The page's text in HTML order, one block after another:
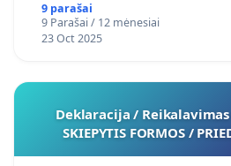
9 parašai
9 Parašai / 12 mėnesiai
23 Oct 2025
Deklaracija / Reikalavimas
SKIEPYTIS FORMOS /